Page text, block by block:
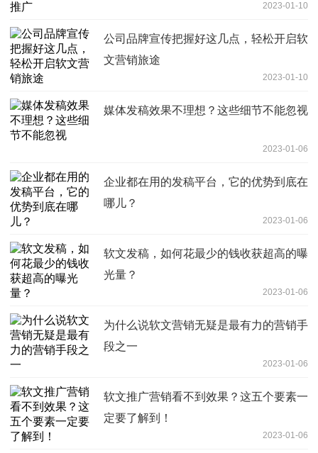
2023-01-10
公司品牌宣传把握好这几点，轻松开启软
文营销旅途
2023-01-10
媒体发稿效果不理想？这些细节不能忽视
2023-01-06
企业都在用的发稿平台，它的优势到底在
哪儿？
2023-01-06
软文发稿，如何花最少的钱收获超高的曝
光量？
2023-01-06
为什么说软文营销无疑是最有力的营销手
段之一
2023-01-06
软文推广营销看不到效果？这五个要素一
定要了解到！
2023-01-06